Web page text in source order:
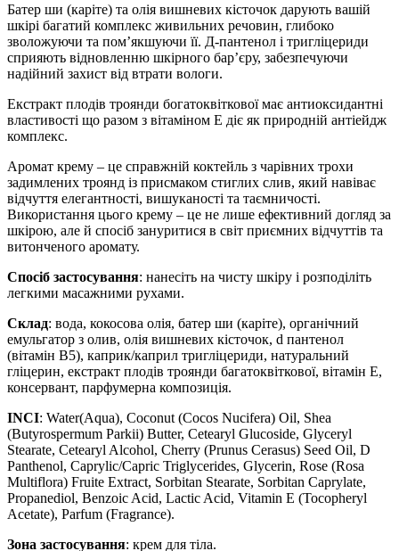
Батер ши (каріте) та олія вишневих кісточок дарують вашій
шкірі багатий комплекс живильних речовин, глибоко
зволожуючи та пом’якшуючи її. Д-пантенол і тригліцериди
сприяють відновленню шкірного бар’єру, забезпечуючи
надійний захист від втрати вологи.
Екстракт плодів троянди богатоквіткової має антиоксидантні
властивості що разом з вітаміном Е діє як природній антіейдж
комплекс.
Аромат крему – це справжній коктейль з чарівних трохи
задимлених троянд із присмаком стиглих слив, який навіває
відчуття елегантності, вишуканості та таємничості.
Використання цього крему – це не лише ефективний догляд за
шкірою, але й спосіб зануритися в світ приємних відчуттів та
витонченого аромату.
Спосіб застосування: нанесіть на чисту шкіру і розподіліть
легкими масажними рухами.
Склад: вода, кокосова олія, батер ши (каріте), органічний
емульгатор з олив, олія вишневих кісточок, d пантенол
(вітамін В5), каприк/каприл тригліцериди, натуральний
гліцерин, екстракт плодів троянди багатоквіткової, вітамін Е,
консервант, парфумерна композиція.
INCI: Water(Aqua), Сoconut (Cocos Nucifera) Oil, Shea
(Butyrospermum Parkii) Butter, Cetearyl Glucoside, Glyceryl
Stearate, Cetearyl Alcohol, Cherry (Prunus Cerasus) Seed Oil, D
Panthenol, Caprylic/Capric Triglycerides, Glycerin, Rose (Rosa
Multiflora) Fruite Extract, Sorbitan Stearate, Sorbitan Caprylate,
Propanediol, Benzoic Acid, Lactic Acid, Vitamin E (Tocopheryl
Acetate), Parfum (Fragrance).
Зона застосування: крем для тіла.